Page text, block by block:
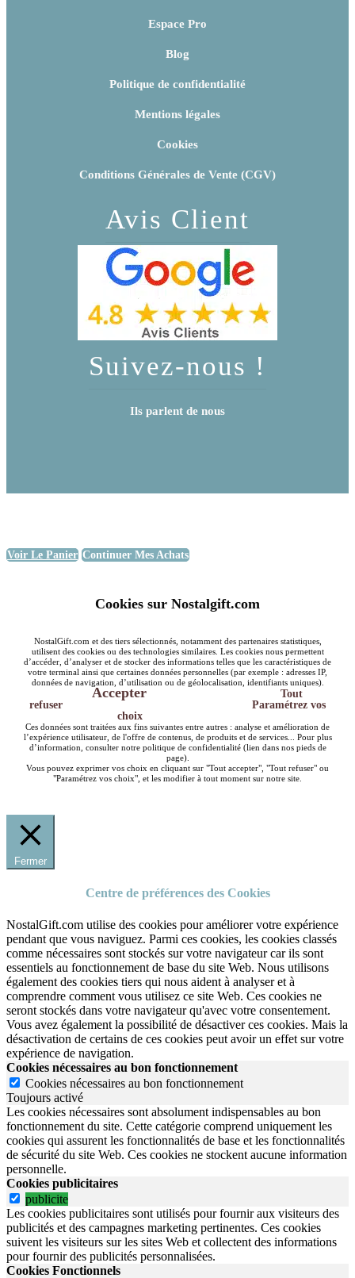
Espace Pro
Blog
Politique de confidentialité
Mentions légales
Cookies
Conditions Générales de Vente (CGV)
Avis Client
Suivez-nous !
Ils parlent de nous
Voir Le Panier Continuer Mes Achats
Cookies sur Nostalgift.com
NostalGift.com et des tiers sélectionnés, notamment des partenaires statistiques,
utilisent des cookies ou des technologies similaires. Les cookies nous permettent
d’accéder, d’analyser et de stocker des informations telles que les caractéristiques de
votre terminal ainsi que certaines données personnelles (par exemple : adresses IP,
données de navigation, d’utilisation ou de géolocalisation, identifiants uniques).
Accepter
Tout
refuser
Paramétrez vos
choix
Ces données sont traitées aux fins suivantes entre autres : analyse et amélioration de
l’expérience utilisateur, de l'offre de contenus, de produits et de services... Pour plus
d’information, consulter notre politique de confidentialité (lien dans nos pieds de
page).
Vous pouvez exprimer vos choix en cliquant sur "Tout accepter", "Tout refuser" ou
"Paramétrez vos choix", et les modifier à tout moment sur notre site.
Fermer
Centre de préférences des Cookies
NostalGift.com utilise des cookies pour améliorer votre expérience
pendant que vous naviguez. Parmi ces cookies, les cookies classés
comme nécessaires sont stockés sur votre navigateur car ils sont
essentiels au fonctionnement de base du site Web. Nous utilisons
également des cookies tiers qui nous aident à analyser et à
comprendre comment vous utilisez ce site Web. Ces cookies ne
seront stockés dans votre navigateur qu'avec votre consentement.
Vous avez également la possibilité de désactiver ces cookies. Mais la
désactivation de certains de ces cookies peut avoir un effet sur votre
expérience de navigation.
Cookies nécessaires au bon fonctionnement
Cookies nécessaires au bon fonctionnement
Toujours activé
Les cookies nécessaires sont absolument indispensables au bon
fonctionnement du site. Cette catégorie comprend uniquement les
cookies qui assurent les fonctionnalités de base et les fonctionnalités
de sécurité du site Web. Ces cookies ne stockent aucune information
personnelle.
Cookies publicitaires
publicite
Les cookies publicitaires sont utilisés pour fournir aux visiteurs des
publicités et des campagnes marketing pertinentes. Ces cookies
suivent les visiteurs sur les sites Web et collectent des informations
pour fournir des publicités personnalisées.
Cookies Fonctionnels